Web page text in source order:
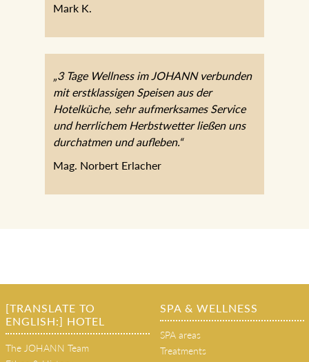
refreshed! I appreciate it.“
Mark K.
„3 Tage Wellness im JOHANN
verbunden mit erstklassigen Speisen aus
der Hotelküche, sehr aufmerksames
[TRANSLATE TO
ENGLISH:] HOTEL
SPA & WELLNESS